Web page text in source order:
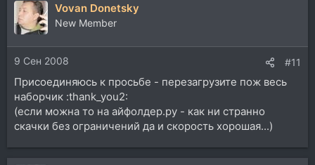
Vovan Donetsky
New Member
9 Сен 2008 #11
Присоединяюсь к просьбе - перезагрузите пож весь
наборчик :thank_you2:
(если можна то на айфолдер.ру - как ни странно
скачки без ограничений да и скорость хорошая...)